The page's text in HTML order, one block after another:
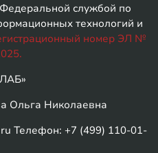
службой по
технологий и
номер ЭЛ №
Ольга Николаевна
Телефон: +7 (499) 110-01-